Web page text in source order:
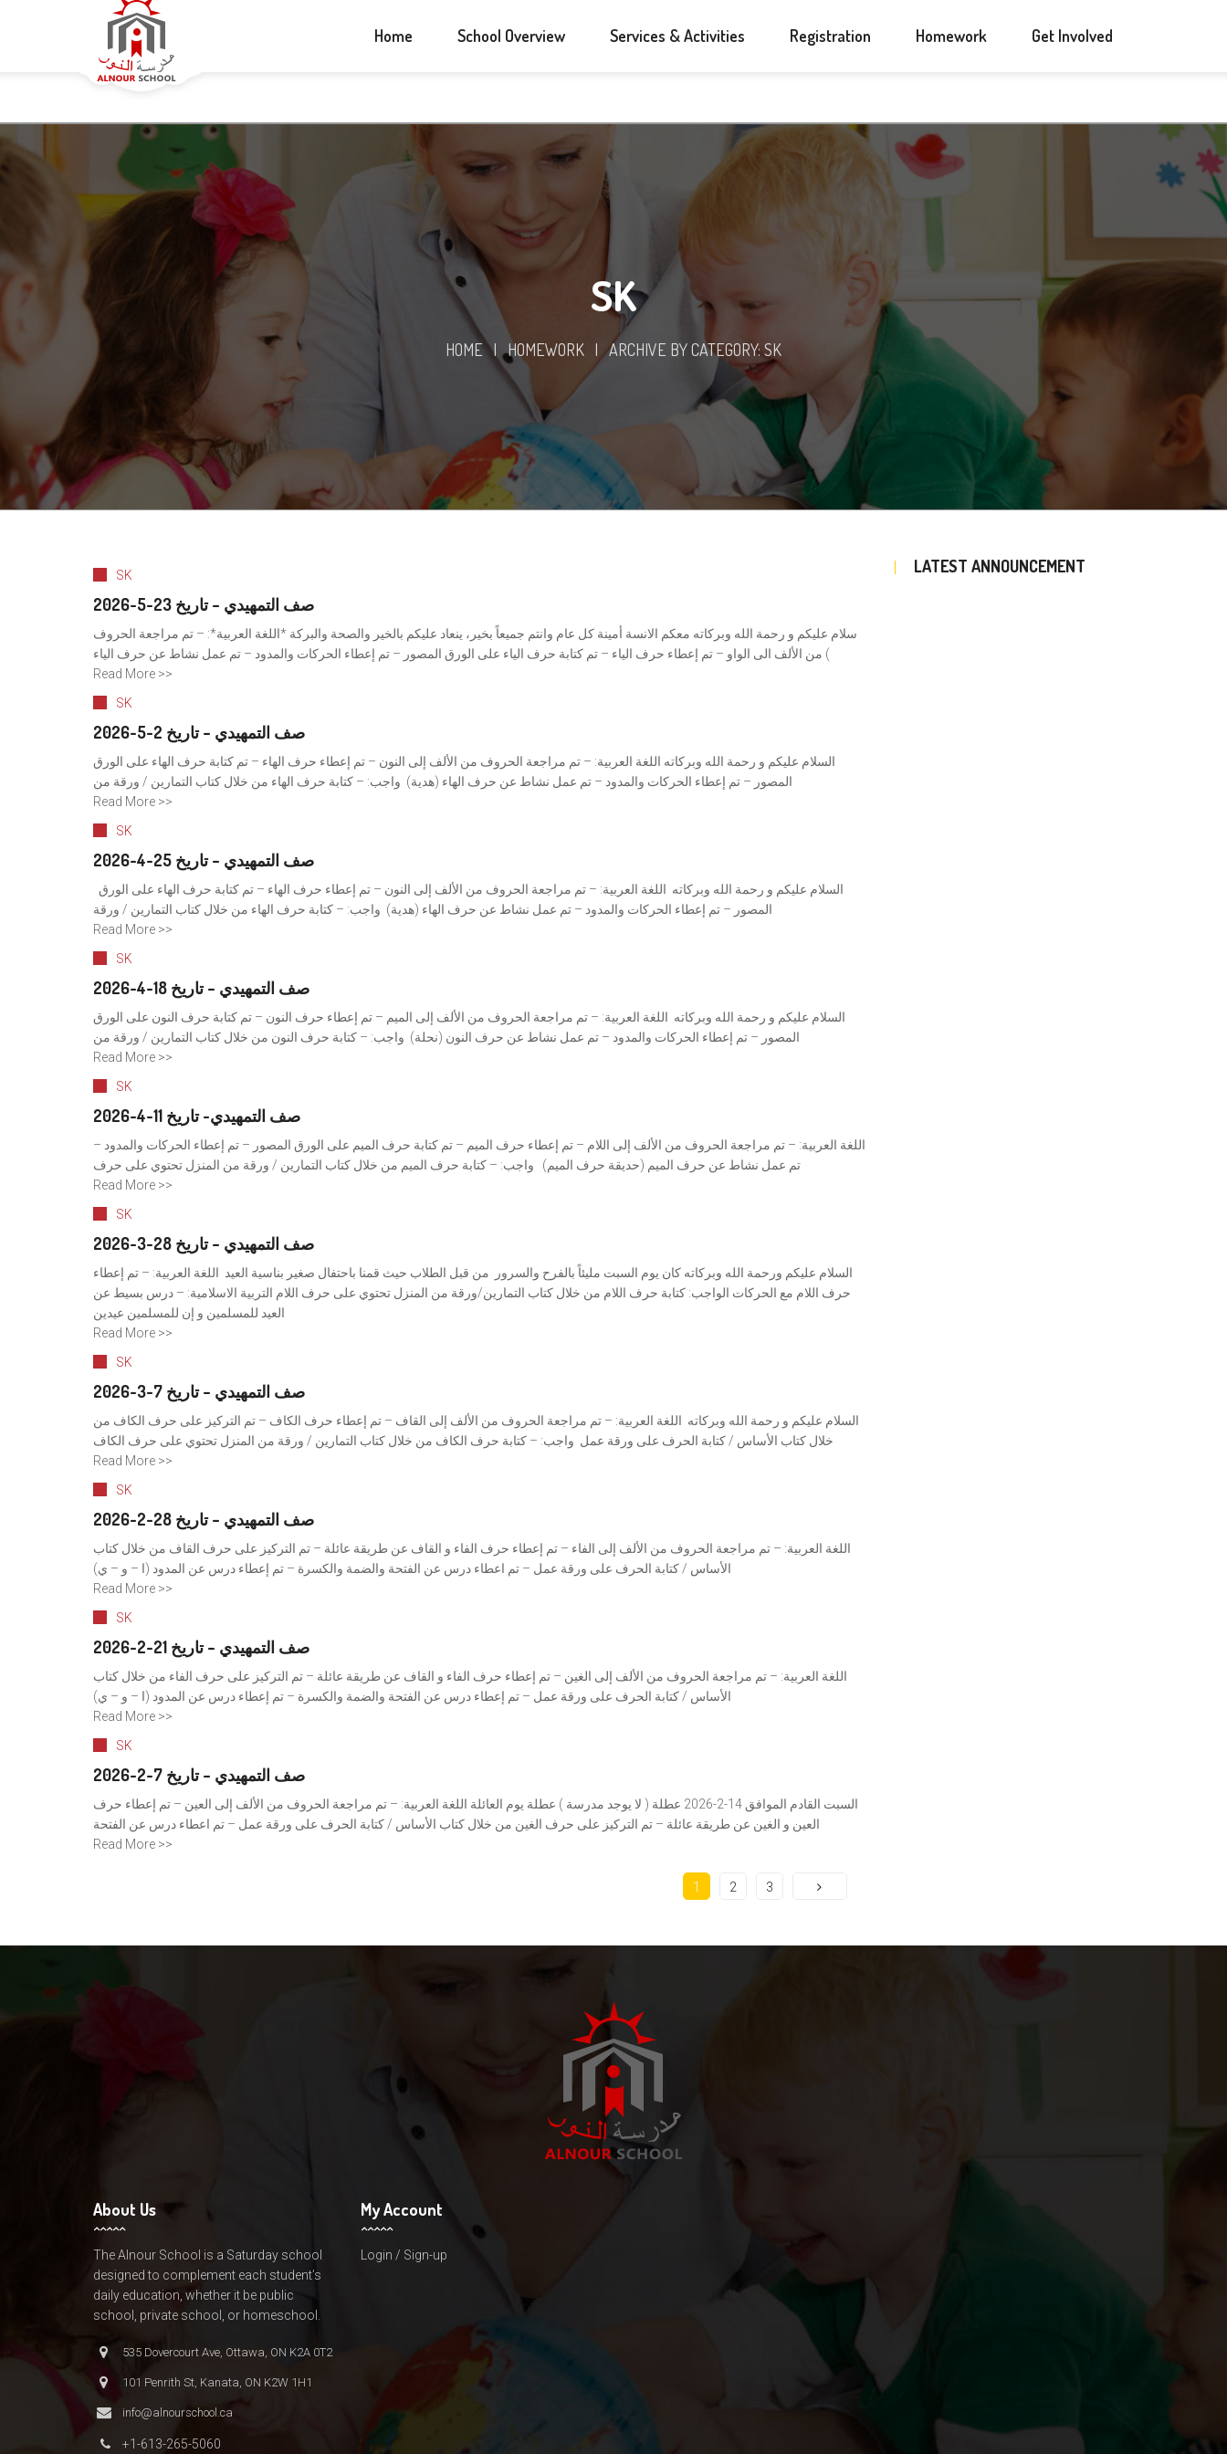
+1-613-265-5060
Home School Overview Services & Activities Registration Homework Get Involved
SK
HOME | HOMEWORK | ARCHIVE BY CATEGORY: SK
SK
صف التمهيدي – تاريخ 23-5-2026
سلام عليكم و رحمة الله وبركاته معكم الانسة أمينة كل عام وانتم جميعاً بخير، ينعاد عليكم بالخير والصحة والبركة *اللغة العربية*: – تم مراجعة الحروف
من الألف الى الواو – ⁠تم إعطاء حرف الياء – تم كتابة حرف الياء على الورق المصور – ⁠تم إعطاء الحركات والمدود – ⁠تم عمل نشاط عن حرف الياء (
Read More >>
SK
صف التمهيدي – تاريخ 2-5-2026
السلام عليكم و رحمة الله وبركاته اللغة العربية: – تم مراجعة الحروف من الألف إلى النون – ⁠تم إعطاء حرف الهاء – تم كتابة حرف الهاء على الورق
المصور – ⁠تم إعطاء الحركات والمدود – ⁠تم عمل نشاط عن حرف الهاء (هدية) ⁠ واجب: – كتابة حرف الهاء من خلال كتاب التمارين / ورقة من
Read More >>
SK
صف التمهيدي – تاريخ 25-4-2026
المصور – ⁠تم إعطاء الحركات والمدود – ⁠تم عمل نشاط عن حرف الهاء (هدية) ⁠ واجب: – كتابة حرف الهاء من خلال كتاب التمارين / ورقة
Read More >>
SK
صف التمهيدي – تاريخ 18-4-2026
السلام عليكم و رحمة الله وبركاته اللغة العربية: – تم مراجعة الحروف من الألف إلى الميم – ⁠تم إعطاء حرف النون – تم كتابة حرف النون على الورق
المصور – ⁠تم إعطاء الحركات والمدود – ⁠تم عمل نشاط عن حرف النون (نحلة) ⁠ واجب: – كتابة حرف النون من خلال كتاب التمارين / ورقة من
Read More >>
SK
صف التمهيدي- تاريخ 11-4-2026
اللغة العربية: – تم مراجعة الحروف من الألف إلى اللام – ⁠تم إعطاء حرف الميم – تم كتابة حرف الميم على الورق المصور – ⁠تم إعطاء الحركات والمدود –
⁠تم عمل نشاط عن حرف الميم (حديقة حرف الميم) ⁠ واجب: – كتابة حرف الميم من خلال كتاب التمارين / ورقة من المنزل تحتوي على حرف
Read More >>
SK
صف التمهيدي – تاريخ 28-3-2026
السلام عليكم ورحمة الله وبركاته كان يوم السبت مليئاً بالفرح والسرور من قبل الطلاب حيث قمنا باحتفال صغير بناسية العيد اللغة العربية: – تم إعطاء
حرف اللام مع الحركات الواجب: كتابة حرف اللام من خلال كتاب التمارين/ورقة من المنزل تحتوي على حرف اللام التربية الاسلامية: – درس بسيط عن
العيد للمسلمين و إن للمسلمين عيدين
Read More >>
SK
صف التمهيدي – تاريخ 7-3-2026
السلام عليكم و رحمة الله وبركاته اللغة العربية: – تم مراجعة الحروف من الألف إلى القاف – ⁠تم إعطاء حرف الكاف – تم التركيز على حرف الكاف من
خلال كتاب الأساس / كتابة الحرف على ورقة عمل ⁠ واجب: – كتابة حرف الكاف من خلال كتاب التمارين / ورقة من المنزل تحتوي على حرف الكاف
Read More >>
SK
صف التمهيدي – تاريخ 28-2-2026
اللغة العربية: – تم مراجعة الحروف من الألف إلى الفاء – ⁠تم إعطاء حرف الفاء و القاف عن طريقة عائلة – تم التركيز على حرف القاف من خلال كتاب
Read More >>
SK
صف التمهيدي – تاريخ 21-2-2026
اللغة العربية: – تم مراجعة الحروف من الألف إلى الغين – ⁠تم إعطاء حرف الفاء و القاف عن طريقة عائلة – تم التركيز على حرف الفاء من خلال كتاب
Read More >>
SK
صف التمهيدي – تاريخ 7-2-2026
السبت القادم الموافق 14-2-2026 عطلة ( لا يوجد مدرسة ) عطلة يوم العائلة اللغة العربية: – تم مراجعة الحروف من الألف إلى العين – ⁠تم إعطاء حرف
العين و الغين عن طريقة عائلة – تم التركيز على حرف الغين من خلال كتاب الأساس / كتابة الحرف على ورقة عمل – تم اعطاء درس عن الفتحة
Read More >>
1 2 3
LATEST ANNOUNCEMENT
About Us
The Alnour School is a Saturday school
designed to complement each student’s
daily education, whether it be public
school, private school, or homeschool.
535 Dovercourt Ave, Ottawa, ON K2A 0T2
101 Penrith St, Kanata, ON K2W 1H1
info@alnourschool.ca
+1-613-265-5060
My Account
Login / Sign-up